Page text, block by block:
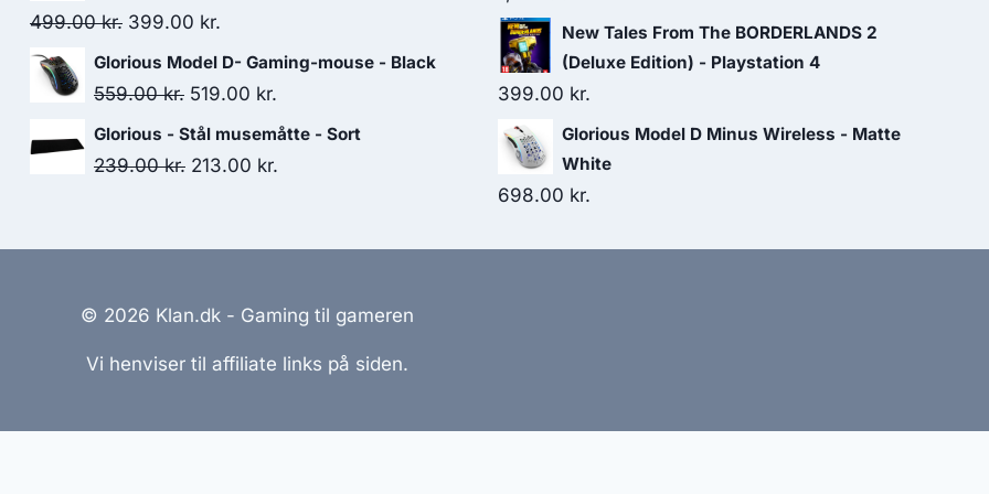
329.00 kr..
499.00kr. Original
price
was:
499.00 kr..
399.00 kr.
price
is:
399.00 kr..
Glorious Model D- Gaming-mouse - Black
559.00kr. Original
price
was:
519.00 kr.
price
Glorious - Stål musemåtte - Sort
239.00kr. Original
213.00 kr.
New Tales From The BORDERLANDS 2
(Deluxe Edition) - Playstation 4
399.00 kr.
Glorious Model D Minus Wireless - Matte
White
698.00 kr.
© 2026 Klan.dk - Gaming til gameren
Vi henviser til affiliate links på siden.